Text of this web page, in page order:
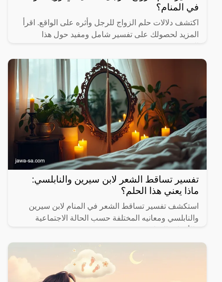
في المنام؟
اكتشف دلالات حلم الزواج للرجل وأثره على الواقع. اقرأ
المزيد لحصولك على تفسير شامل ومفيد حول هذا
تفسير تساقط الشعر لابن سيرين والنابلسي:
ماذا يعني هذا الحلم؟
استكشف تفسير تساقط الشعر في المنام لابن سيرين
والنابلسي ومعانيه المختلفة حسب الحالة الاجتماعية